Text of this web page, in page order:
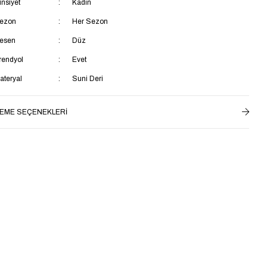
Kadın
Her Sezon
Düz
Evet
Suni Deri
Tipi
SEÇENEKLERI